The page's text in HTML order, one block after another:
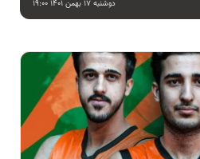
دوشنبه 17 بهمن 1401 19:00